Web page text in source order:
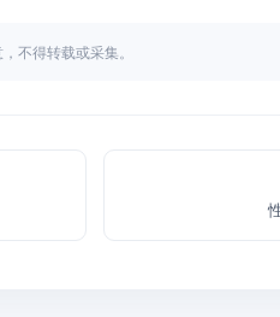
不得转载或采集。